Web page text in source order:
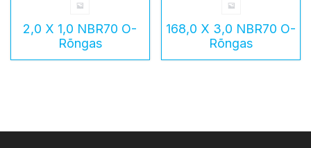
2,0 X 1,0 NBR70 O-
Rõngas
168,0 X 3,0 NBR70 O-
Rõngas